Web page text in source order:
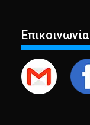
Επικοινωνία